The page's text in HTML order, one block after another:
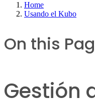
Home
Usando el Kubo
On this
Gestión